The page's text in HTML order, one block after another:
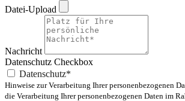
Datei-Upload
Nachricht
Datenschutz Checkbox
Datenschutz*
Hinweise zur Verarbeitung Ihrer personenbezogenen
die Verarbeitung Ihrer personenbezogenen Daten im